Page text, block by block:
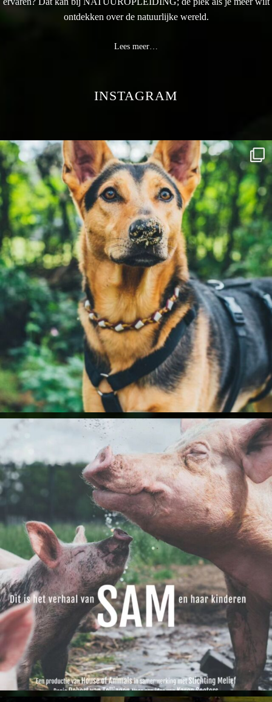
ontdekken over de natuurlijke wereld.
Lees meer…
INSTAGRAM